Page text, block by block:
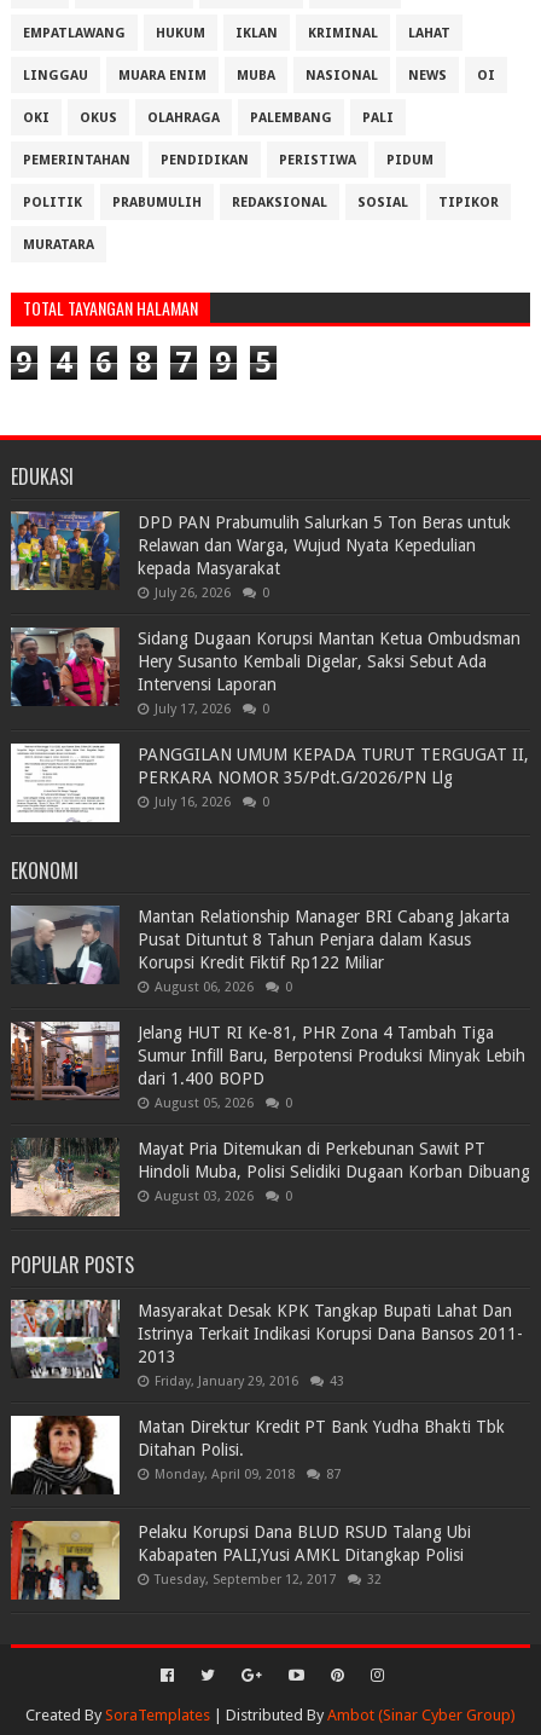
EMPATLAWANG HUKUM IKLAN KRIMINAL LAHAT
LINGGAU MUARA ENIM MUBA NASIONAL NEWS OI
OKI OKUS OLAHRAGA PALEMBANG PALI
PEMERINTAHAN PENDIDIKAN PERISTIWA PIDUM
POLITIK PRABUMULIH REDAKSIONAL SOSIAL TIPIKOR
MURATARA
TOTAL TAYANGAN HALAMAN
9 4 6 8 7 9 5
EDUKASI
DPD PAN Prabumulih Salurkan 5 Ton Beras untuk
Relawan dan Warga, Wujud Nyata Kepedulian
kepada Masyarakat
July 26, 2026 0
Sidang Dugaan Korupsi Mantan Ketua Ombudsman
Hery Susanto Kembali Digelar, Saksi Sebut Ada
Intervensi Laporan
July 17, 2026 0
PANGGILAN UMUM KEPADA TURUT TERGUGAT II,
PERKARA NOMOR 35/Pdt.G/2026/PN Llg
July 16, 2026 0
EKONOMI
Mantan Relationship Manager BRI Cabang Jakarta
Pusat Dituntut 8 Tahun Penjara dalam Kasus
Korupsi Kredit Fiktif Rp122 Miliar
August 06, 2026 0
Jelang HUT RI Ke-81, PHR Zona 4 Tambah Tiga
Sumur Infill Baru, Berpotensi Produksi Minyak Lebih
dari 1.400 BOPD
August 05, 2026 0
Mayat Pria Ditemukan di Perkebunan Sawit PT
Hindoli Muba, Polisi Selidiki Dugaan Korban Dibuang
August 03, 2026 0
POPULAR POSTS
Masyarakat Desak KPK Tangkap Bupati Lahat Dan
Istrinya Terkait Indikasi Korupsi Dana Bansos 2011-
2013
Friday, January 29, 2016 43
Matan Direktur Kredit PT Bank Yudha Bhakti Tbk
Ditahan Polisi.
Monday, April 09, 2018 87
Pelaku Korupsi Dana BLUD RSUD Talang Ubi
Kabapaten PALI,Yusi AMKL Ditangkap Polisi
Tuesday, September 12, 2017 32
Created By SoraTemplates| Distributed By Ambot (Sinar Cyber Group)